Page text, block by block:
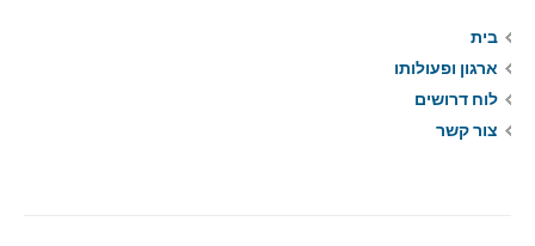
בית
ארגון ופעולותו
לוח דרושים
צור קשר